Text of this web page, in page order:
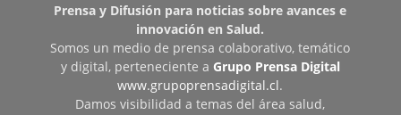
Prensa y Difusión para noticias sobre avances e
innovación en Salud.
Somos un medio de prensa colaborativo, temático
y digital, perteneciente a Grupo Prensa Digital
www.grupoprensadigital.cl.
Damos visibilidad a temas del área salud,